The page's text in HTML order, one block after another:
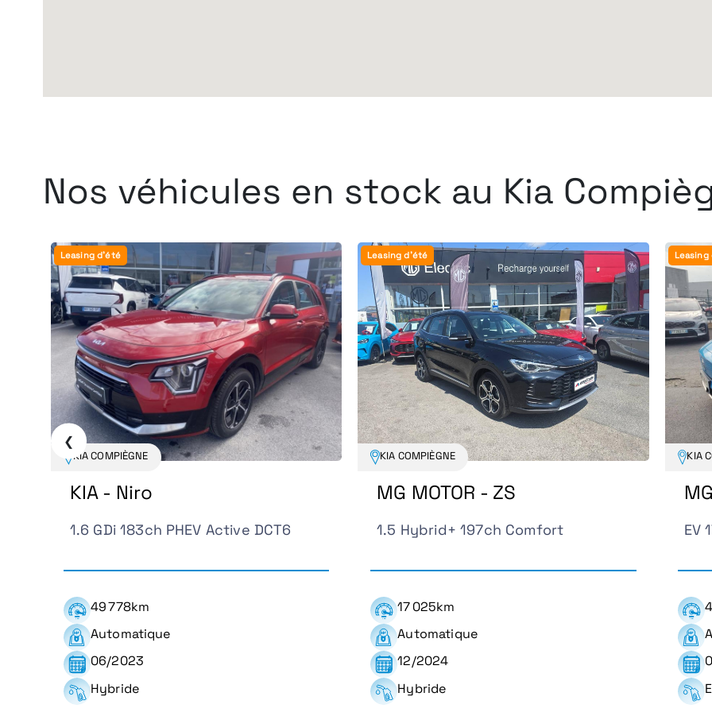
Nos véhicules en stock au Kia
❮
Leasing d'été
KIA COMPIÈGNE
MG MOTOR - ZS
1.5 Hybrid+ 197ch Comfort
17 025km
Automatique
12/2024
Hybride
Leasing d'été
KIA COMPIÈGNE
MG MOTOR - ZS
EV 177ch - 51kWh Luxury
47 346km
Automatique
05/2023
Electrique